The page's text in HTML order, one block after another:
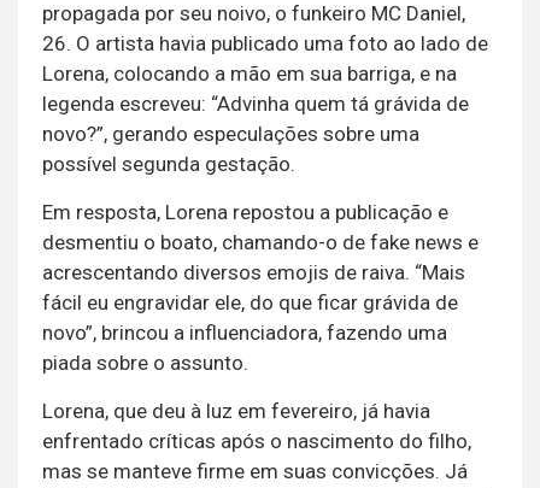
propagada por seu noivo, o funkeiro MC Daniel,
26. O artista havia publicado uma foto ao lado de
Lorena, colocando a mão em sua barriga, e na
legenda escreveu: “Advinha quem tá grávida de
novo?”, gerando especulações sobre uma
possível segunda gestação.
Em resposta, Lorena repostou a publicação e
desmentiu o boato, chamando-o de fake news e
acrescentando diversos emojis de raiva. “Mais
fácil eu engravidar ele, do que ficar grávida de
novo”, brincou a influenciadora, fazendo uma
piada sobre o assunto.
Lorena, que deu à luz em fevereiro, já havia
enfrentado críticas após o nascimento do filho,
mas se manteve firme em suas convicções. Já